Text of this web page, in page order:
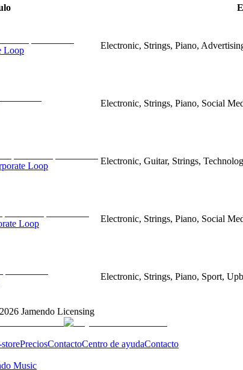
Loop
Electronic, Strings, Piano,
Electronic, Strings, Piano, Social
Loop
Electronic, Guitar, Strings,
Loop
Electronic, Strings, Piano, Social
Electronic, Strings, Piano, Sport,
2026 Jamendo Licensing
PreciosContactoCentro de ayudaContacto
Music